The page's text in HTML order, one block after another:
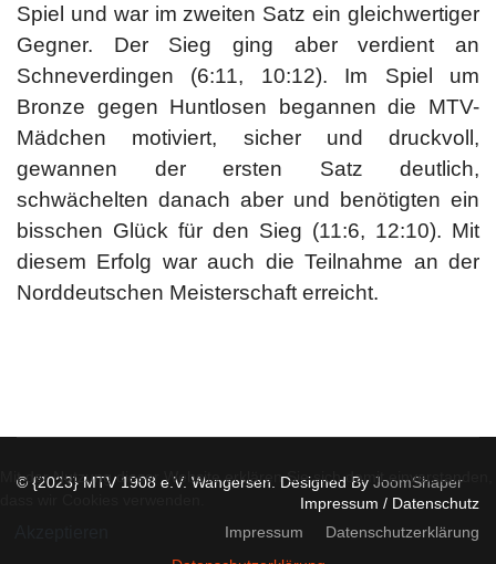
Spiel und war im zweiten Satz ein gleichwertiger
Gegner. Der Sieg ging aber verdient an
Schneverdingen (6:11, 10:12). Im Spiel um
Bronze gegen Huntlosen begannen die MTV-
Mädchen motiviert, sicher und druckvoll,
gewannen der ersten Satz deutlich,
schwächelten danach aber und benötigten ein
bisschen Glück für den Sieg (11:6, 12:10). Mit
diesem Erfolg war auch die Teilnahme an der
Norddeutschen Meisterschaft erreicht.
© {2023} MTV 1908 e.V. Wangersen. Designed By JoomShaper
Impressum / Datenschutz
Impressum
Datenschutzerklärung
Mit der Nutzung dieser Website erklären Sie sich damit einverstanden,